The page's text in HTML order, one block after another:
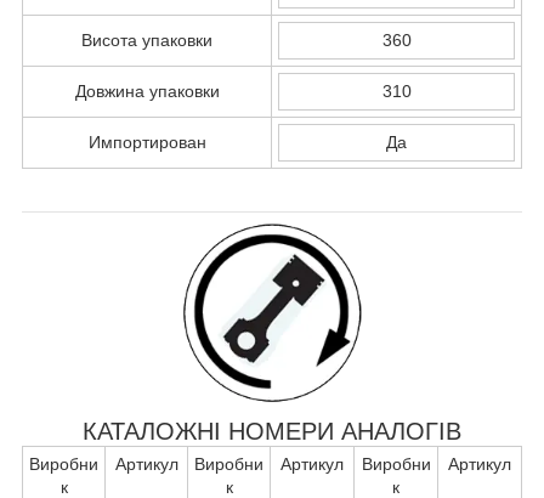
Висота упаковки 360
Довжина упаковки 310
Импортирован Да
КАТАЛОЖНІ НОМЕРИ АНАЛОГІВ
Виробни
к
Артикул
Виробни
к
Артикул
Виробни
к
Артикул